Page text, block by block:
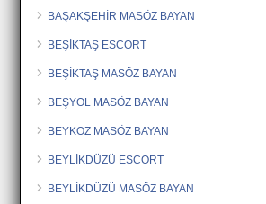
BAŞAKŞEHİR MASÖZ BAYAN
BEŞİKTAŞ ESCORT
BEŞİKTAŞ MASÖZ BAYAN
BEŞYOL MASÖZ BAYAN
BEYKOZ MASÖZ BAYAN
BEYLİKDÜZÜ ESCORT
BEYLİKDÜZÜ MASÖZ BAYAN